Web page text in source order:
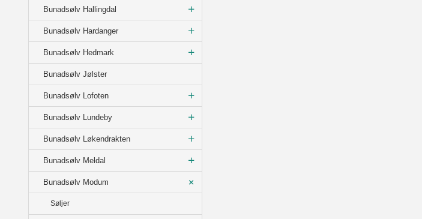
Bunadsølv Hallingdal
Bunadsølv Hardanger
Bunadsølv Hedmark
Bunadsølv Jølster
Bunadsølv Lofoten
Bunadsølv Lundeby
Bunadsølv Løkendrakten
Bunadsølv Meldal
Bunadsølv Modum
Søljer